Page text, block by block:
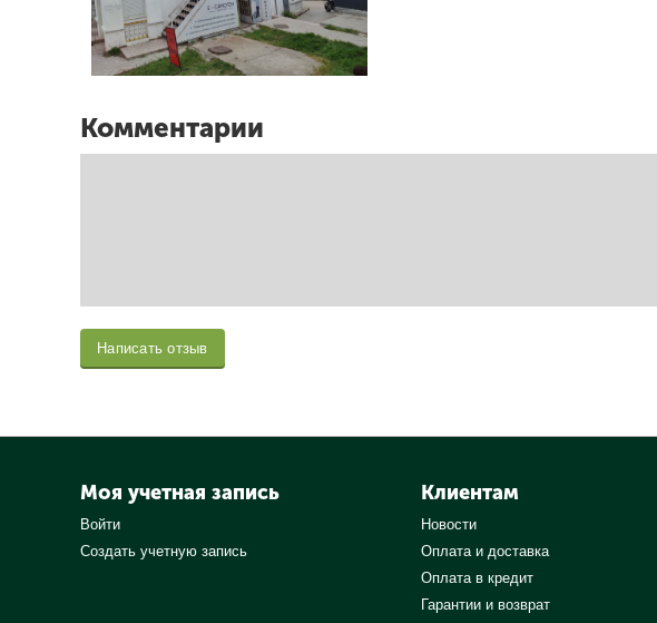
Комментарии
Написать отзыв
Моя учетная запись
Войти
Создать учетную запись
Клиентам
Новости
Оплата и доставка
Оплата в кредит
Гарантии и возврат